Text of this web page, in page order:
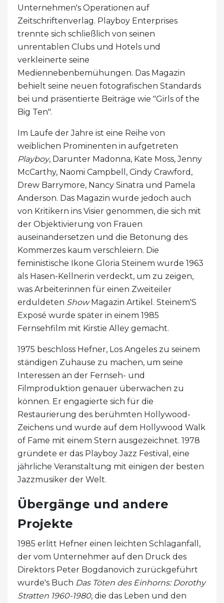
Unternehmen's Operationen auf
Zeitschriftenverlag. Playboy Enterprises
trennte sich schließlich von seinen
unrentablen Clubs und Hotels und
verkleinerte seine
Mediennebenbemühungen. Das Magazin
behielt seine neuen fotografischen Standards
bei und präsentierte Beiträge wie "Girls of the
Big Ten".
Im Laufe der Jahre ist eine Reihe von
weiblichen Prominenten in aufgetreten
Playboy, Darunter Madonna, Kate Moss, Jenny
McCarthy, Naomi Campbell, Cindy Crawford,
Drew Barrymore, Nancy Sinatra und Pamela
Anderson. Das Magazin wurde jedoch auch
von Kritikern ins Visier genommen, die sich mit
der Objektivierung von Frauen
auseinandersetzen und die Betonung des
Kommerzes kaum verschleiern. Die
feministische Ikone Gloria Steinem wurde 1963
als Hasen-Kellnerin verdeckt, um zu zeigen,
was Arbeiterinnen für einen Zweiteiler
erduldeten ShowMagazin Artikel. Steinem'S
Exposé wurde später in einem 1985
Fernsehfilm mit Kirstie Alley gemacht.
1975 beschloss Hefner, Los Angeles zu seinem
ständigen Zuhause zu machen, um seine
Interessen an der Fernseh- und
Filmproduktion genauer überwachen zu
können. Er engagierte sich für die
Restaurierung des berühmten Hollywood-
Zeichens und wurde auf dem Hollywood Walk
of Fame mit einem Stern ausgezeichnet. 1978
gründete er das Playboy Jazz Festival, eine
jährliche Veranstaltung mit einigen der besten
Jazzmusiker der Welt.
Übergänge und andere
Projekte
1985 erlitt Hefner einen leichten Schlaganfall,
der vom Unternehmer auf den Druck des
Direktors Peter Bogdanovich zurückgeführt
wurde's Buch Das Töten des Einhorns: Dorothy
Stratten 1960-1980, die das Leben und den